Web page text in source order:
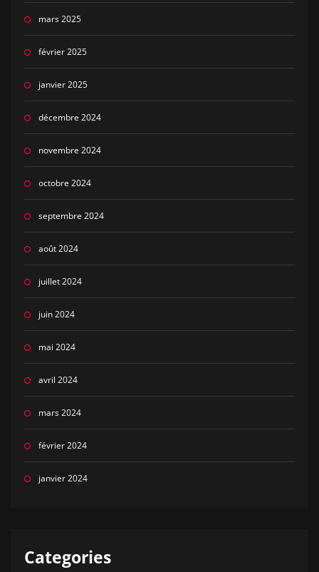
mars 2025
février 2025
janvier 2025
décembre 2024
novembre 2024
octobre 2024
septembre 2024
août 2024
juillet 2024
juin 2024
mai 2024
avril 2024
mars 2024
février 2024
janvier 2024
Categories